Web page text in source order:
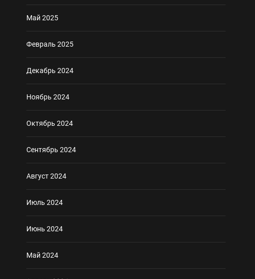
Май 2025
Февраль 2025
Декабрь 2024
Ноябрь 2024
Октябрь 2024
Сентябрь 2024
Август 2024
Июль 2024
Июнь 2024
Май 2024